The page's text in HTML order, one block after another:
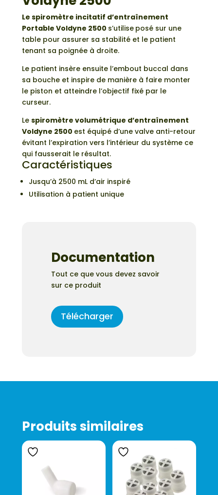
Le spiromètre incitatif d’entraînement
Portable Voldyne 2500 s’utilise posé sur une
table pour assurer sa stabilité et le patient
tenant sa poignée à droite.
Le patient insère ensuite l’embout buccal dans
sa bouche et inspire de manière à faire monter
le piston et atteindre l’objectif fixé par le
curseur.
Le spiromètre volumétrique d’entraînement
Voldyne 2500 est équipé d’une valve anti-retour
évitant l’expiration vers l’intérieur du système ce
qui fausserait le résultat.
Caractéristiques
Jusqu’à 2500 mL d’air inspiré
Utilisation à patient unique
Documentation
Tout ce que vous devez savoir
sur ce produit
Télécharger
Produits similaires